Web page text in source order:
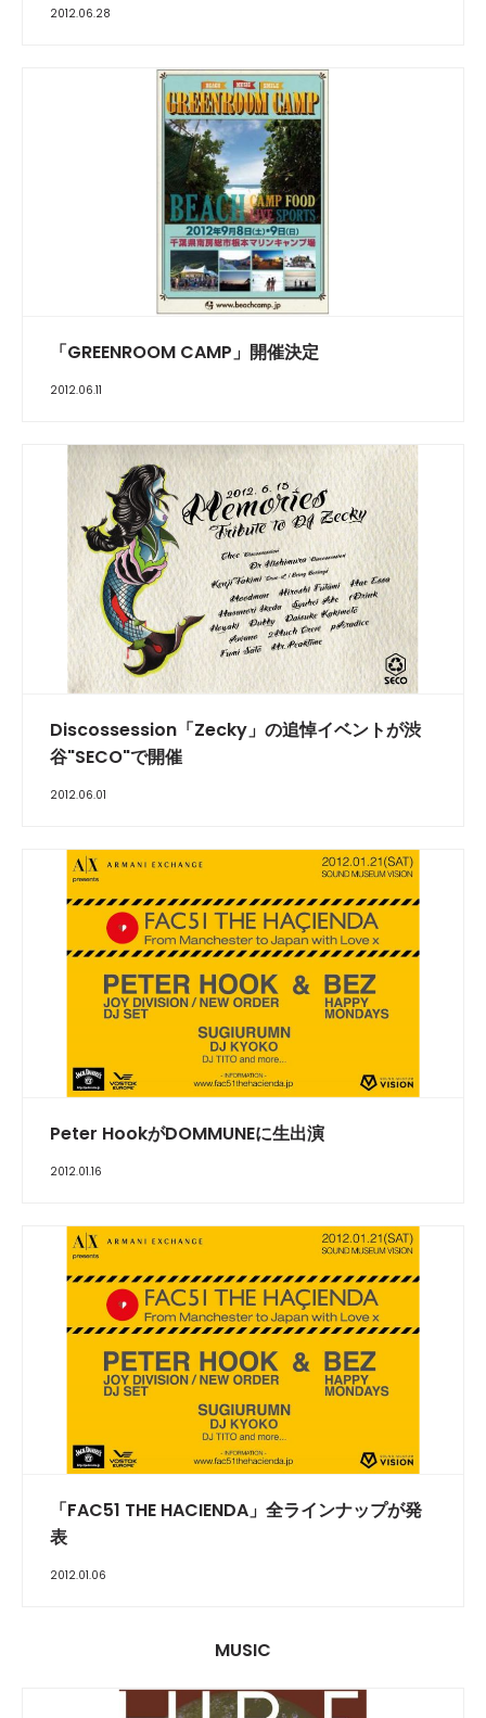
2012.06.28
「GREENROOM CAMP」開催決定
2012.06.11
Discossession「Zecky」の追悼イベントが渋
谷"SECO"で開催
2012.06.01
Peter HookがDOMMUNEに生出演
2012.01.16
「FAC51 THE HACIENDA」全ラインナップが発
表
2012.01.06
MUSIC